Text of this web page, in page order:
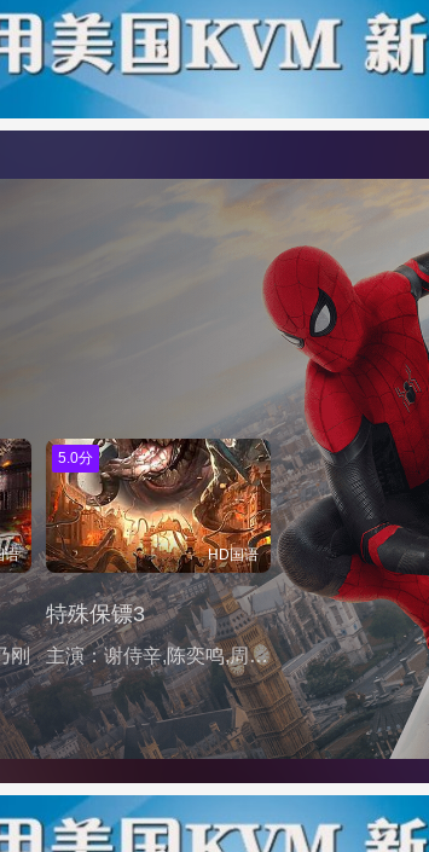
语
刚
5.0分
HD国语
特殊保镖3
主演：谢侍辛,陈奕鸣,周茉,李子雄